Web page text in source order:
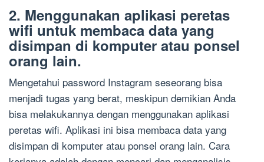
2. Menggunakan aplikasi peretas
wifi untuk membaca data yang
disimpan di komputer atau ponsel
orang lain.
Mengetahui password Instagram seseorang bisa
menjadi tugas yang berat, meskipun demikian Anda
bisa melakukannya dengan menggunakan aplikasi
peretas wifi. Aplikasi ini bisa membaca data yang
disimpan di komputer atau ponsel orang lain. Cara